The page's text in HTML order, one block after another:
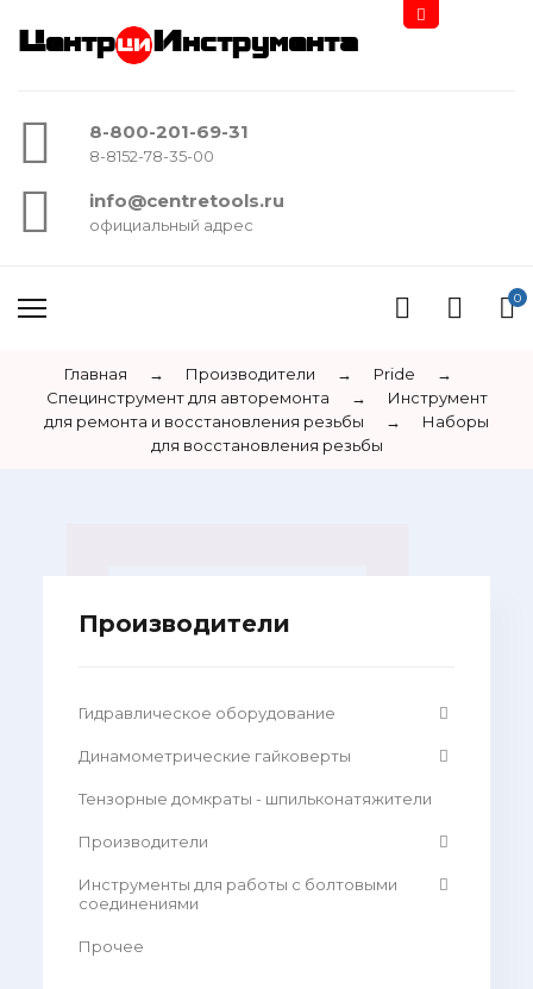
Центр Инструмента
8-800-201-69-31
8-8152-78-35-00
info@centretools.ru
официальный адрес
0
Главная → Производители → Pride
→
Специнструмент для авторемонта
→
Инструмент
для ремонта и восстановления резьбы
→
Наборы
для восстановления резьбы
Производители
Гидравлическое оборудование
Динамометрические гайковерты
Тензорные домкраты - шпильконатяжители
Производители
Инструменты для работы с болтовыми
соединениями
Прочее